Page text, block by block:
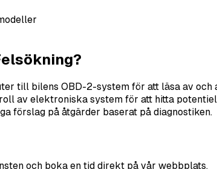
till bilens OBD-2-system för att läsa av och
av elektroniska system för att hitta
förslag på åtgärder baserat på diagnostiken.
och boka en tid direkt på vår webbplats.